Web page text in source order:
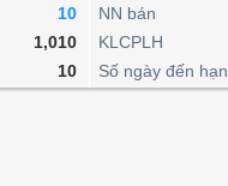
10
1,010
10
NN bán
KLCPLH
Số ngày đến hạn